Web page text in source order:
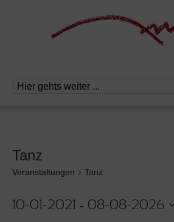
Tanz
Veranstaltungen Tanz
10-01-2021 - 08-08-2026